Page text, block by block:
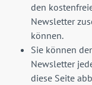
den
Newsletter
können.
Sie können
Newsletter
diese Seite